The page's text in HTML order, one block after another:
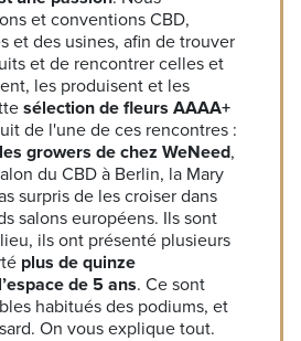
et conventions CBD,
et des usines, afin de trouver
et de rencontrer celles et
les produisent et les
sélection de fleurs AAAA+
de l'une de ces rencontres :
les growers de chez WeNeed,
du CBD à Berlin, la Mary
surpris de les croiser dans
salons européens. Ils sont
ils ont présenté plusieurs
plus de quinze
de 5 ans. Ce sont
habitués des podiums, et
On vous explique tout.